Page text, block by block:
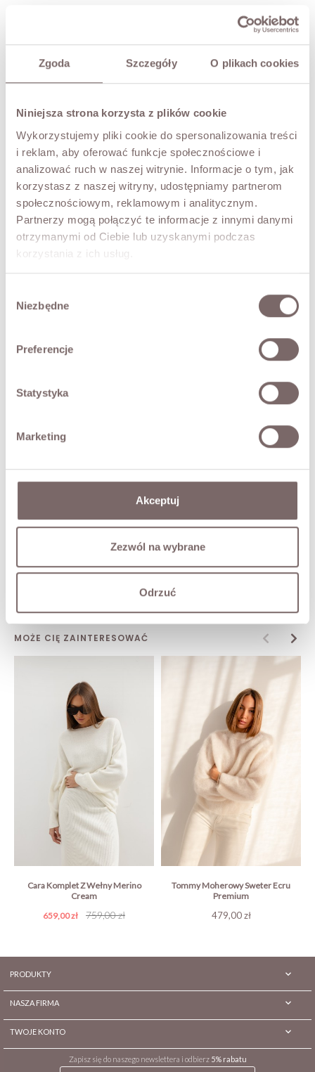
Zgoda Szczegóły O plikach cookies
Niniejsza strona korzysta z plików cookie
Wykorzystujemy pliki cookie do spersonalizowania treści
i reklam, aby oferować funkcje społecznościowe i
analizować ruch w naszej witrynie. Informacje o tym, jak
korzystasz z naszej witryny, udostępniamy partnerom
społecznościowym, reklamowym i analitycznym.
Partnerzy mogą połączyć te informacje z innymi danymi
otrzymanymi od Ciebie lub uzyskanymi podczas
korzystania z ich usług.
zgody
Niezbędne
Preferencje
Statystyka
Marketing
Akceptuj
Zezwól na wybrane
Odrzuć
ROZMIAR
UNI
KOLOR
DODAJ DO KOSZYKA
NOWOŚĆ! PRZYMIERZ WIRTUALNIE
Moherowy sweter LUCAS. Luźny krój, okrągły dekolt. Linia
ramion obniżona, na rękawach ozdobne przeszycia.
ceniących sobie na co dzień wygodę i elegancję. Produkt
włoski.
SKŁAD / DODATKOWE INFORMACJE
DOSTAWA
Zadaj pytanie o produkt
MOŻE CIĘ ZAINTERESOWAĆ
Cara Komplet Z Wełny Merino
Cream
Cena
659,00 zł
Cena
759,00 zł
Tommy Moherowy Sweter Ecru
Premium
Cena
479,00 zł
PRODUKTY 
NASZA FIRMA 
TWOJE KONTO 
Zapisz się do naszego newslettera i odbierz 5% rabatu